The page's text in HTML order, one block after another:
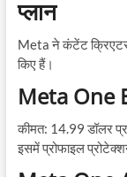
प्लान
Meta ने कंटेंट
किए हैं।
Meta One
कीमत: 14.99 डॉलर
इसमें प्रोफाइल